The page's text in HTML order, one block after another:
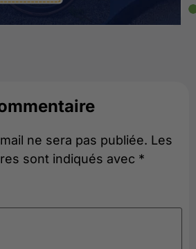
ne sera pas publiée. Les
sont indiqués avec *